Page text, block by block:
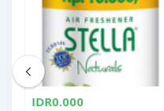
IDR0.000